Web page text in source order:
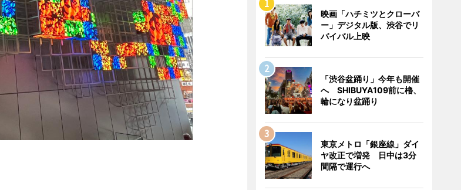
映画「ハチミツとクローバ
ー」デジタル版、渋谷でリ
バイバル上映
「渋谷盆踊り」今年も開催
へ SHIBUYA109前に櫓、
輪になり盆踊り
東京メトロ「銀座線」ダイ
ヤ改正で増発 日中は3分
間隔で運行へ